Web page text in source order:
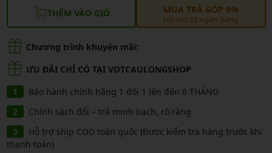
THÊM VÀO GIỎ MUA TRẢ GÓP 0%
Hỗ trợ 33 ngân hàng
Chương trình khuyến mãi:
ƯU ĐÃI CHỈ CÓ TẠI VOTCAULONGSHOP
Bảo hành chính hãng 1 đổi 1 lên đến 6 THÁNG
Chính sách đổi – trả minh bạch, rõ ràng
Hỗ trợ ship COD toàn quốc (Được kiểm tra hàng trước khi
thanh toán)